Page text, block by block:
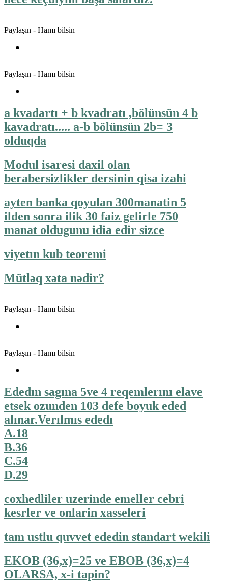
Paylaşın - Hamı bilsin
Paylaşın - Hamı bilsin
a kvadartı + b kvadratı ,bölünsün 4 b
kavadratı..... a-b bölünsün 2b= 3
olduqda
Modul isaresi daxil olan
berabersizlikler dersinin qisa izahi
ayten banka qoyulan 300manatin 5
ilden sonra ilik 30 faiz gelirle 750
manat oldugunu idia edir sizce
viyetın kub teoremi
Mütləq xəta nədir?
Paylaşın - Hamı bilsin
Paylaşın - Hamı bilsin
Ededın sagına 5ve 4 reqemlerını elave
etsek ozunden 103 defe boyuk eded
alınar.Verılmıs ededı
A.18
B.36
C.54
D.29
coxhedliler uzerinde emeller cebri
kesrler ve onlarin xasseleri
tam ustlu quvvet ededin standart wekili
EKOB (36,x)=25 ve EBOB (36,x)=4
OLARSA, x-i tapin?